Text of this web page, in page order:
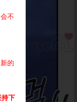
不
的
持下